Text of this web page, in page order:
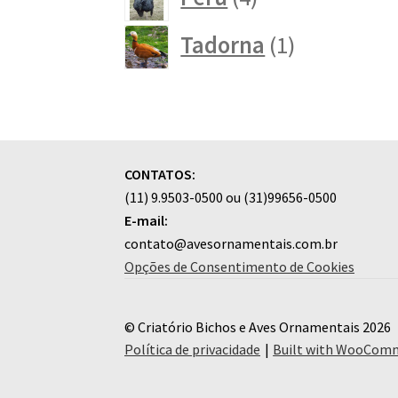
produtos
Tadorna 11
CONTATOS:
(11) 9.9503-0500 ou (31)99656-0500
E-mail:
contato@avesornamentais.com.br
Opções de Consentimento de Cookies
© Criatório Bichos e Aves Ornamentais 2026
Política de privacidade
Built with